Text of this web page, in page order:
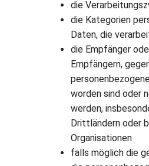
die
die Kategorien
Daten, die
die Empfänger
Empfängern,
worden sind oder
werden,
Drittländern oder
Organisationen
falls möglich die